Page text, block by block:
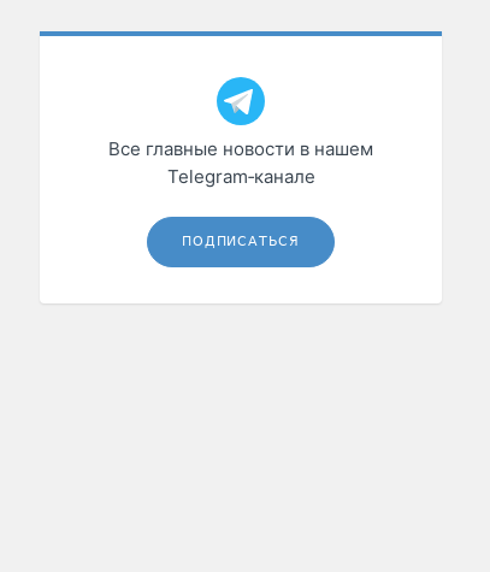
Все главные новости в нашем
Telegram‑канале
ПОДПИСАТЬСЯ